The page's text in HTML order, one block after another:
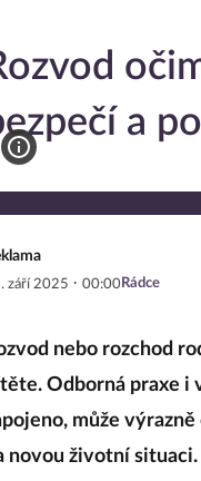
a
září 2025 · 00:00Rádce
nebo rozchod
Odborná praxe i
může
novou životní